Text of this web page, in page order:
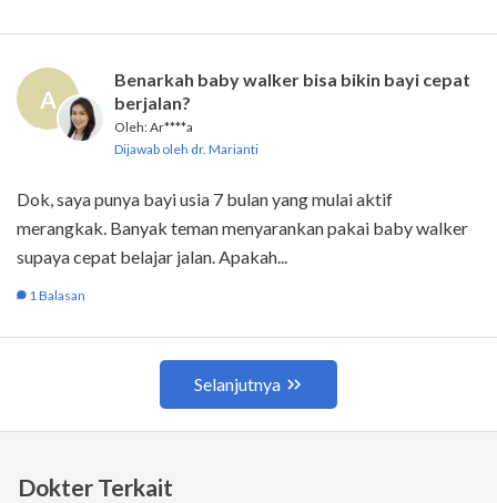
Dokter Terkait